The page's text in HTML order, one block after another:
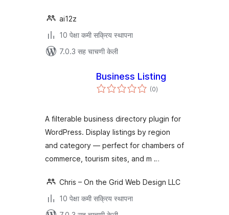
ai12z
10 पेक्षा कमी सक्रिय स्थापना
7.0.3 सह चाचणी केली
Business Listing
(0एकूण
मूल्यांकन
)
A filterable business directory plugin for
WordPress. Display listings by region
and category — perfect for chambers of
commerce, tourism sites, and m …
Chris – On the Grid Web Design LLC
10 पेक्षा कमी सक्रिय स्थापना